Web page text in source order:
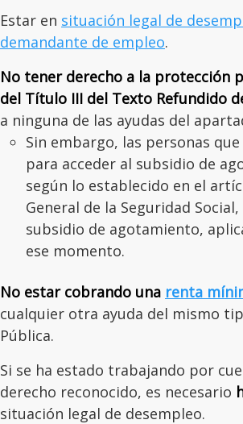
Estar en situación legal de
demandante de empleo.
No tener derecho a la protección
del Título III del Texto Refundido
a ninguna de las ayudas del
Sin embargo, las personas
para acceder al subsidio de
según lo establecido en el
General de la Seguridad
subsidio de agotamiento,
ese momento.
No estar cobrando una renta
cualquier otra ayuda del mismo
Pública.
Si se ha estado trabajando por
derecho reconocido, es necesario
situación legal de desempleo.